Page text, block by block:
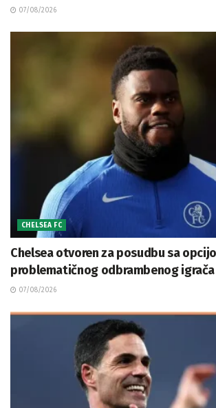
07/08/2026
CHELSEA FC
Chelsea otvoren za posudbu sa
problematičnog odbrambenog
07/08/2026